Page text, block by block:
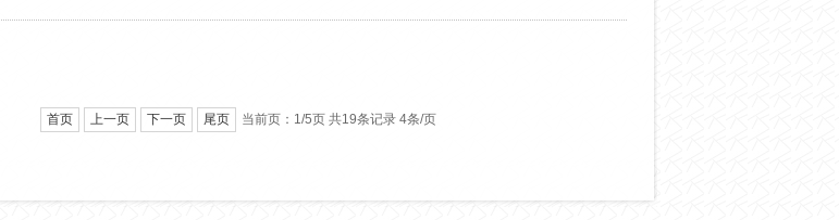
首页 上一页 下一页 尾页 当前页：1/5页 共19条记录 4条/页